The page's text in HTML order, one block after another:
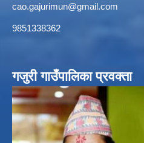
cao.gajurimun@gmail.com
9851338362
गजुरी गाउँपालिका प्रवक्ता